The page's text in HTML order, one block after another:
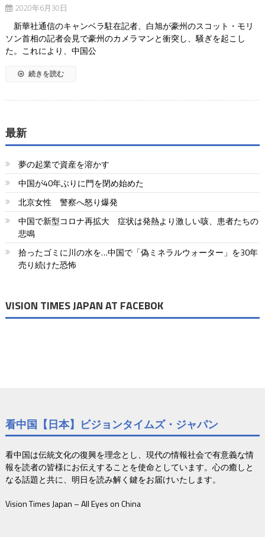
2020年6月30日
新華社通信のキャンベラ駐在記者、白旭が豪州のスコット・モリ
ソン首相の記者会見で豪州のカメラマンと衝突し、騒ぎを起こし
た。これにより、中国公
続きを読む
最新
夢の起業で資産を溶かす
中国が40年ぶりに門を閉め始めた
北京女性 警察へ怒り爆発
中国で新型コロナ再拡大 症状は発熱より激しい咳、患者たちの
悲鳴
拾ったゴミに川の水を…中国で「偽ミネラルウォーター」を30年
売り続けた恐怖
VISION TIMES JAPAN AT FACEBOK
看中国【日本】ビジョンタイムズ・ジャパン
看中国は伝統文化の復興を理念とし、現代の情報社会で有意義な情
報を読者の皆様にお伝えすることを使命としています。心の癒しと
なる話題と共に、明日を読み解く鍵をお届けいたします。
Vision Times Japan – All Eyes on China